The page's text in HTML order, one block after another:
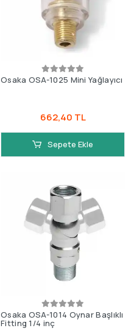
Osaka OSA-1025 Mini Yağlayıcı
662,40 TL
Sepete Ekle
Osaka OSA-1014 Oynar Başlıklı
Fitting 1/4 inç